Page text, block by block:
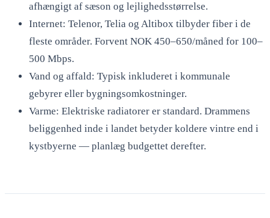
afhængigt af sæson og lejlighedsstørrelse.
Internet: Telenor, Telia og Altibox tilbyder fiber i de
fleste områder. Forvent NOK 450–650/måned for 100–
500 Mbps.
Vand og affald: Typisk inkluderet i kommunale
gebyrer eller bygningsomkostninger.
Varme: Elektriske radiatorer er standard. Drammens
beliggenhed inde i landet betyder koldere vintre end i
kystbyerne — planlæg budgettet derefter.